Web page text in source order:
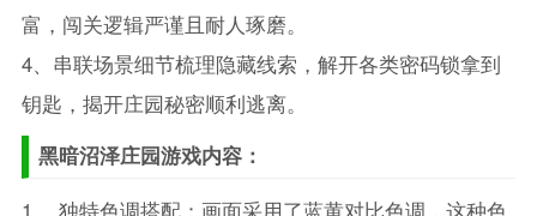
富，闯关逻辑严谨且耐人琢磨。
4、串联场景细节梳理隐藏线索，解开各类密码锁拿到
钥匙，揭开庄园秘密顺利逃离。
黑暗沼泽庄园游戏内容：
1、 独特色调搭配：画面采用了蓝黄对比色调，这种色